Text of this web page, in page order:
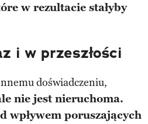
w rezultacie stałyby
i w przeszłości
doświadczeniu,
nie jest nieruchoma.
wpływem poruszających